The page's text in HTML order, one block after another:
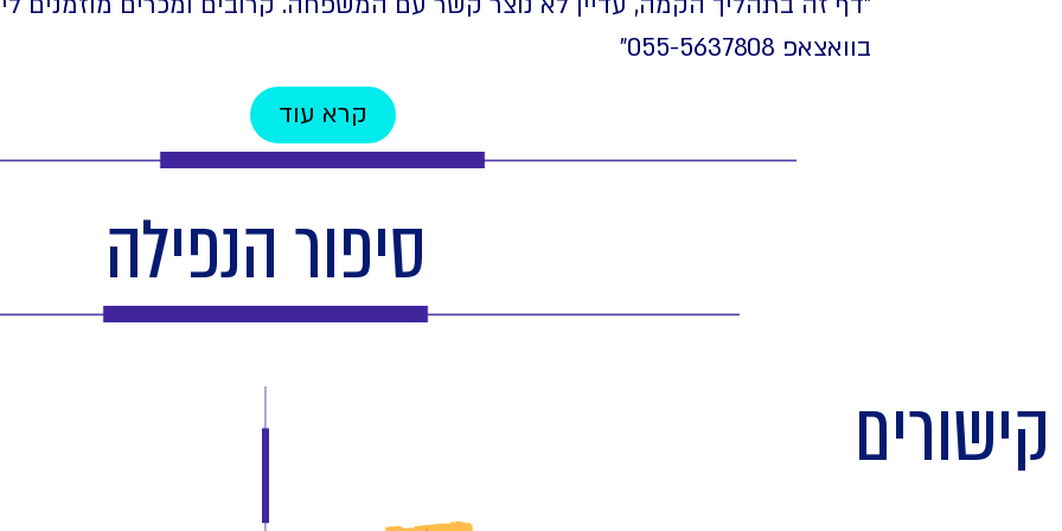
בוואצאפ 055-5637808⁩"
קרא עוד
סיפור הנפילה
קישורים